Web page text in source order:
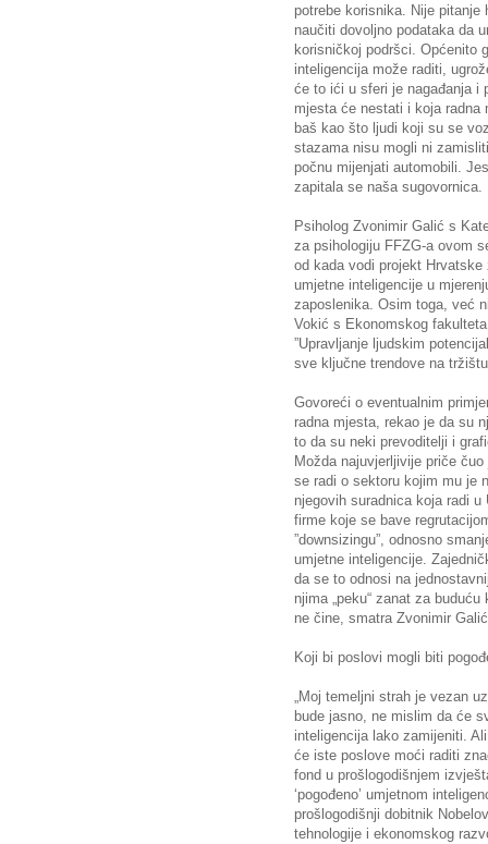
potrebe korisnika. Nije
naučiti dovoljno podataka da
korisničkoj podršci. Općenito
inteligencija može raditi,
će to ići u sferi je nagađanja i
mjesta će nestati i koja
baš kao što ljudi koji su se
stazama nisu mogli ni
počnu mijenjati automobili.
zapitala se naša sugovornica.
Psiholog Zvonimir Galić s
za psihologiju FFZG-a ovom
od kada vodi projekt
umjetne inteligencije u
zaposlenika. Osim toga, već
Vokić s Ekonomskog
”Upravljanje ljudskim
sve ključne trendove na
Govoreći o eventualnim
radna mjesta, rekao je da su
to da su neki prevoditelji i
Možda najuvjerljivije priče
se radi o sektoru kojim mu je
njegovih suradnica koja radi
firme koje se bave
”downsizingu”, odnosno
umjetne inteligencije.
da se to odnosi na
njima „peku“ zanat za
ne čine, smatra Zvonimir
Koji bi poslovi mogli biti
„Moj temeljni strah je vezan
bude jasno, ne mislim da će
inteligencija lako zamijeniti.
će iste poslove moći raditi
fond u prošlogodišnjem
‘pogođeno’ umjetnom
prošlogodišnji dobitnik
tehnologije i ekonomskog